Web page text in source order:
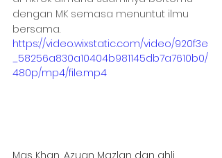
dengan MK semasa menuntut ilmu
bersama.
https://video.wixstatic.com/video/920f3e
_58256a830a10404b981145db7a7610b0/
480p/mp4/file.mp4
Mas Khan, Azuan Mazlan dan ahli